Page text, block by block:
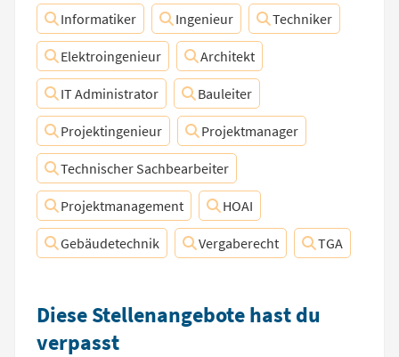
Informatiker Ingenieur Techniker
Elektroingenieur Architekt
IT Administrator Bauleiter
Projektingenieur Projektmanager
Technischer Sachbearbeiter
Projektmanagement HOAI
Gebäudetechnik Vergaberecht TGA
Diese Stellenangebote hast du
verpasst